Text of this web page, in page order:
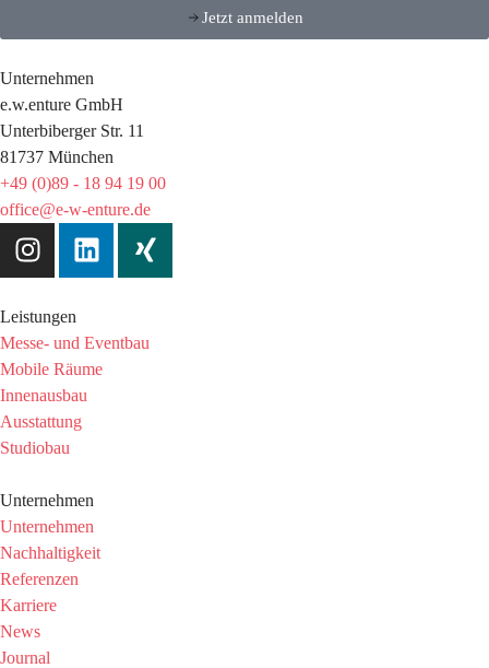
Jetzt anmelden
Unternehmen
e.w.enture GmbH
Unterbiberger Str. 11
81737 München
+49 (0)89 - 18 94 19 00
office@e-w-enture.de
Leistungen
Messe- und Eventbau
Mobile Räume
Innenausbau
Ausstattung
Studiobau
Unternehmen
Unternehmen
Nachhaltigkeit
Referenzen
Karriere
News
Journal